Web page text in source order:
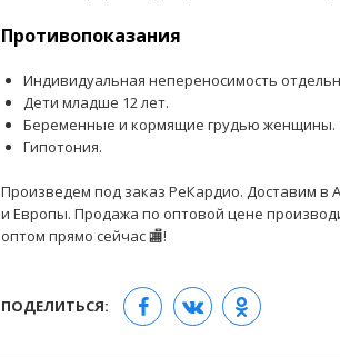
Противопоказания
Индивидуальная непереносимость
Дети младше 12 лет.
Беременные и кормящие грудью женщины.
Гипотония.
Произведем под заказ РеКардио. Доставим в
и Европы. Продажа по оптовой цене
оптом прямо сейчас 🏬!
ПОДЕЛИТЬСЯ: